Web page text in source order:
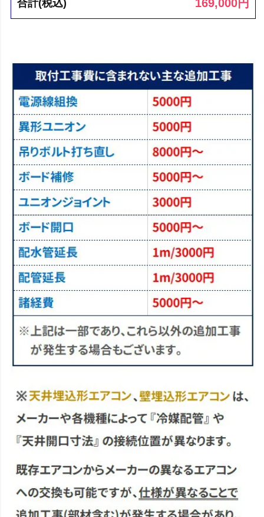
合計(税込) 169,000円